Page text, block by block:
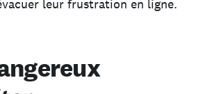
leur frustration en ligne.